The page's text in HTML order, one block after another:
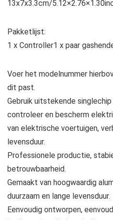
13x7x3.3cm/
Pakketlijst:
1 x Controller1 x paar
Voer het modelnummer
dit past.
Gebruik uitstekende
controleer en bescherm
van elektrische voertuigen,
levensduur.
Professionele productie,
betrouwbaarheid.
Gemaakt van hoogwaardig
duurzaam en lange levensduur.
Eenvoudig ontworpen,